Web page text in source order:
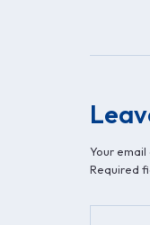
Your email
Required